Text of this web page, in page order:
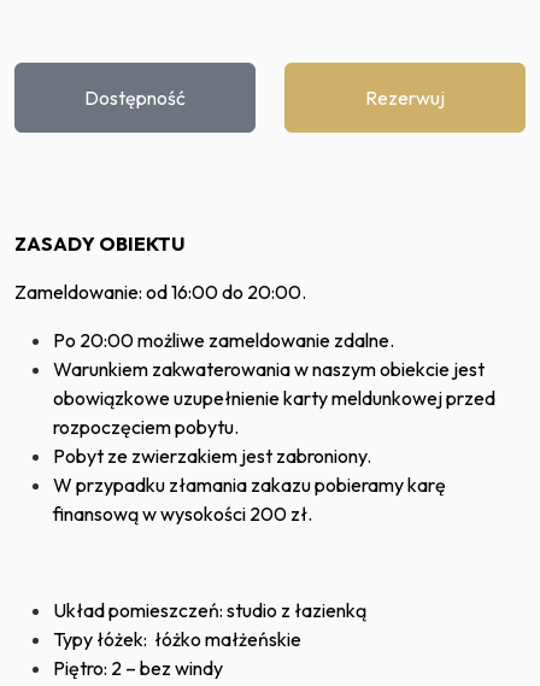
Dostępność Rezerwuj
ZASADY OBIEKTU
Zameldowanie: od 16:00 do 20:00.
Po 20:00 możliwe zameldowanie zdalne.
Warunkiem zakwaterowania w naszym obiekcie jest
obowiązkowe uzupełnienie karty meldunkowej przed
rozpoczęciem pobytu.
Pobyt ze zwierzakiem jest zabroniony.
W przypadku złamania zakazu pobieramy karę
finansową w wysokości 200 zł.
Układ pomieszczeń: studio z łazienką
Typy łóżek: łóżko małżeńskie
Piętro: 2 – bez windy